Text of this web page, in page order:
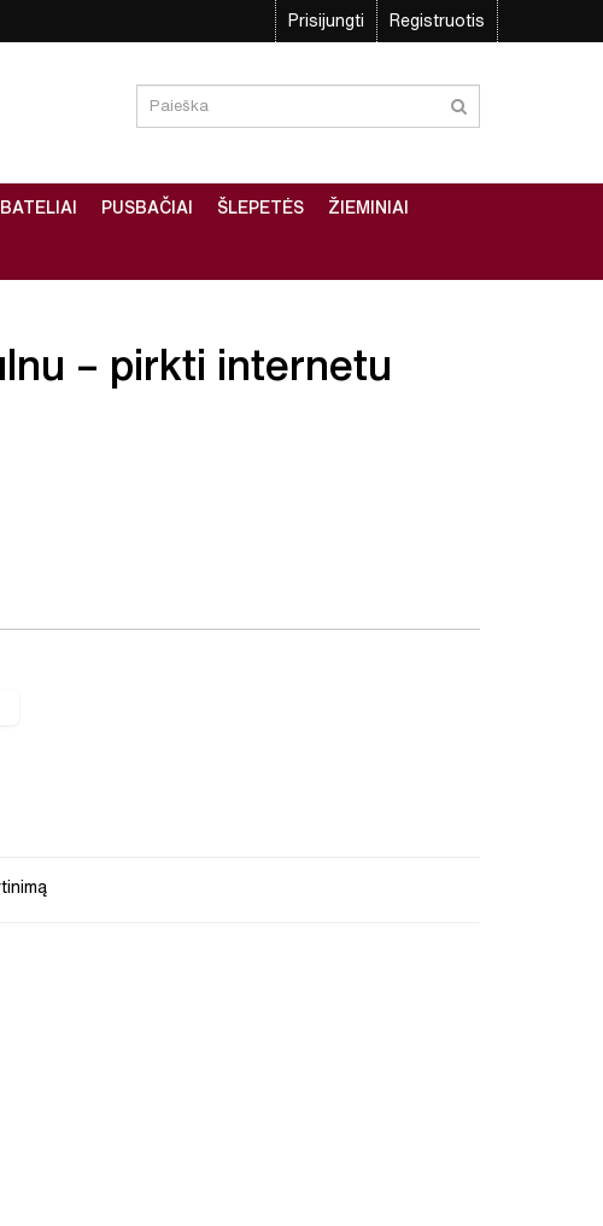
Prisijungti Registruotis
PUSBAČIAI ŠLEPETĖS ŽIEMINIAI
– pirkti internetu